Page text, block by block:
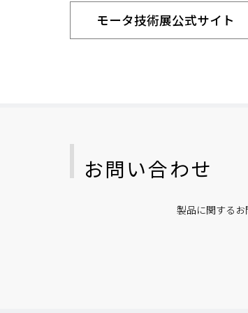
モータ技術展公式サイト
お問い合わせ
製品に関する